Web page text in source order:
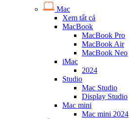
Mac
Xem tất cả
MacBook
MacBook Pro
MacBook Air
MacBook Neo
iMac
2024
Studio
Mac Studio
Display Studio
Mac mini
Mac mini 2024